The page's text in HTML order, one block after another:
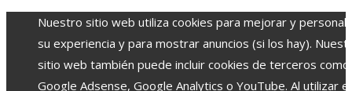
Nuestro sitio web utiliza cookies para mejorar y
su experiencia y para mostrar anuncios (si los hay).
sitio web también puede incluir cookies de terceros como
Google Adsense, Google Analytics o YouTube. Al utilizar